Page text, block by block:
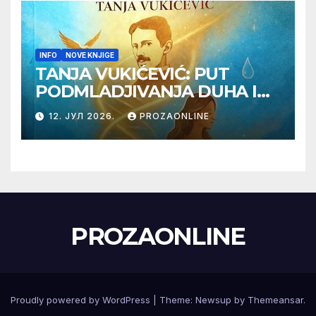
INFO NOVE KNJIGE
TANJA VUKIĆEVIĆ: PUT
PODMLADJIVANJA DUHA I
TELA SA TESLOM
12. ЈУЛ 2026. PROZAONLINE
PROZAONLINE
Proudly powered by WordPress Theme: Newsup by Themeansar.